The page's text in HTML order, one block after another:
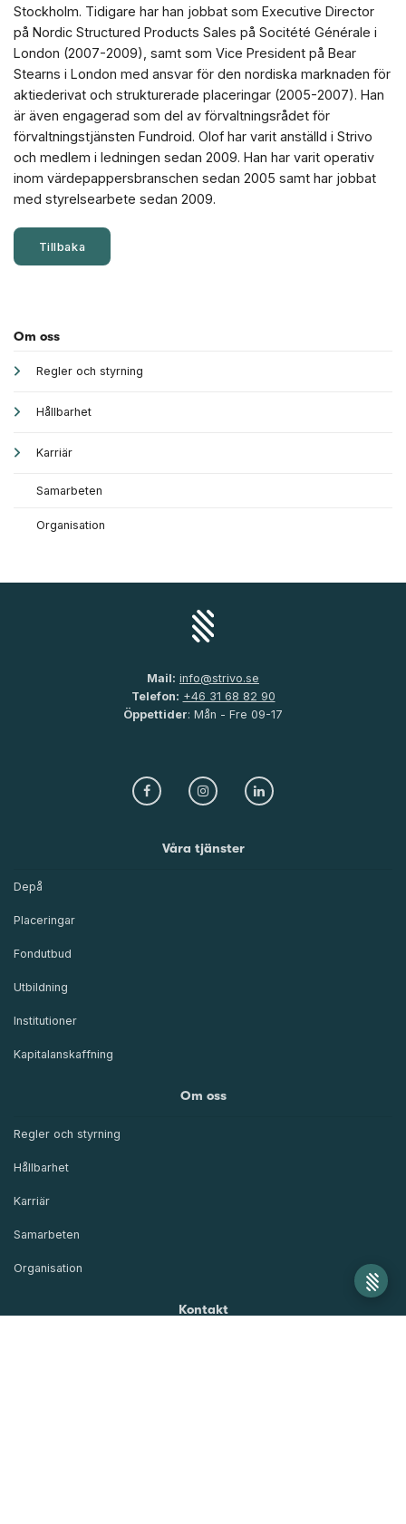
Stockholm. Tidigare har han jobbat som Executive Director
på Nordic Structured Products Sales på Socitété Générale i
London (2007-2009), samt som Vice President på Bear
Stearns i London med ansvar för den nordiska marknaden för
aktiederivat och strukturerade placeringar (2005-2007). Han
är även engagerad som del av förvaltningsrådet för
förvaltningstjänsten Fundroid. Olof har varit anställd i Strivo
och medlem i ledningen sedan 2009. Han har varit operativ
inom värdepappersbranschen sedan 2005 samt har jobbat
med styrelsearbete sedan 2009.
Tillbaka
Om oss
Regler och styrning
Hållbarhet
Karriär
Samarbeten
Organisation
Mail: info@strivo.se
Telefon: +46 31 68 82 90
Öppettider: Mån - Fre 09-17
Våra tjänster
Depå
Placeringar
Fondutbud
Utbildning
Institutioner
Kapitalanskaffning
Om oss
Regler och styrning
Hållbarhet
Karriär
Samarbeten
Organisation
Kontakt